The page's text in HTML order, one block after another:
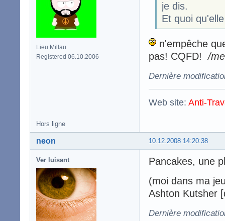
Lieu Millau
Registered 06.10.2006
je dis.
Et quoi
n'empêche
pas! CQFD!/
Dernière
Web site: Anti-
Hors ligne
10.12.2008 14:20:38
neon
Ver luisant
Pancakes, une
(moi dans ma
Ashton Kutsher
Dernière